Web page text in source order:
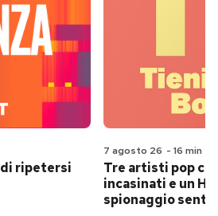
ripetersi
7 agosto 26 - 16 min
Tre artisti pop
incasinati e un
spionaggio